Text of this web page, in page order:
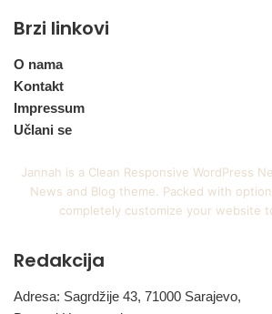
Brzi linkovi
O nama
Kontakt
Impressum
Učlani se
Jannah is a Clean Responsive WordPress
News and Blog theme. Packed with
completely customize your website
Redakcija
Adresa: Sagrdžije 43, 71000 Sarajevo,